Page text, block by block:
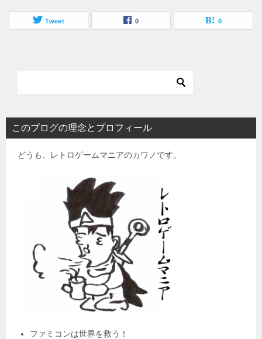
Tweet 0 0
このブログの理念とプロフィール
どうも、レトロゲームマニアのカワノです。
ファミコンは世界を救う！